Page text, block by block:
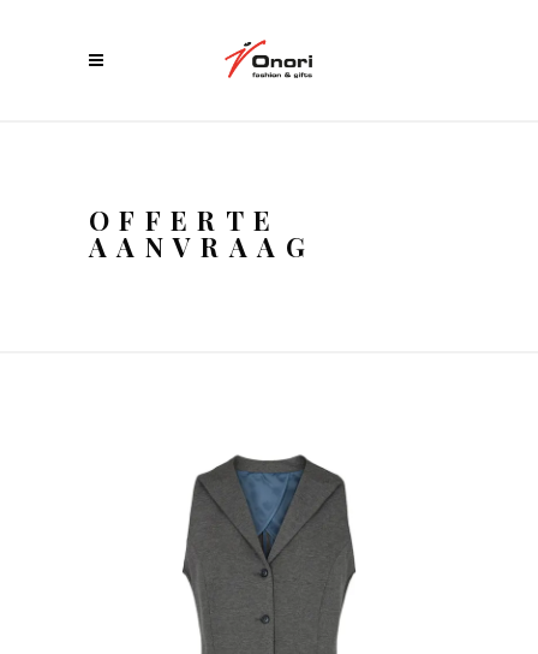
OFFERTE
AANVRAAG